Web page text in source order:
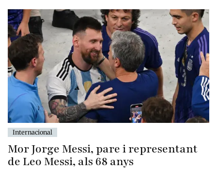
Internacional
Mor Jorge Messi, pare i representant
de Leo Messi, als 68 anys